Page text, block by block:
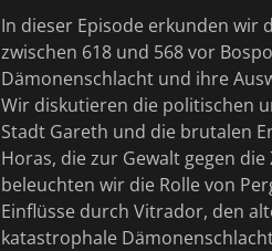
In dieser Episode erkunden wir
zwischen 618 und 568 vor
Dämonenschlacht und ihre
Wir diskutieren die politischen
Stadt Gareth und die brutalen
Horas, die zur Gewalt gegen
beleuchten wir die Rolle von
Einflüsse durch Vitrador, den
katastrophale